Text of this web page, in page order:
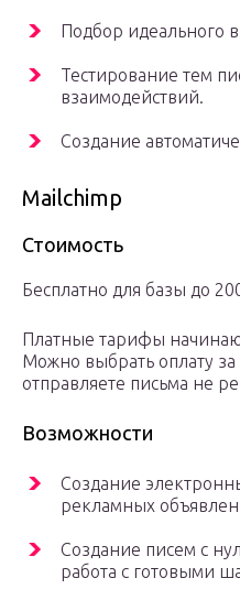
Подбор идеального
Тестирование тем
взаимодействий.
Создание
Mailchimp
Стоимость
Бесплатно для базы до
Платные тарифы
Можно выбрать оплату
отправляете письма не
Возможности
Создание
рекламных
Создание писем с
работа с готовыми